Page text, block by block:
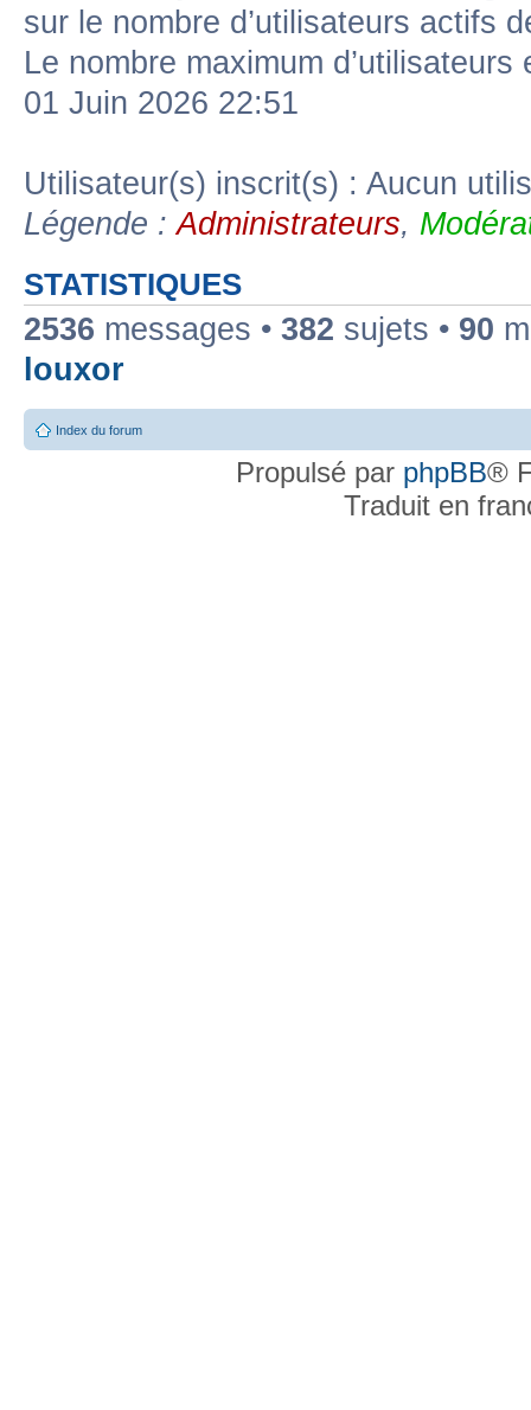
sur le nombre d’utilisateurs actifs
Le nombre maximum
01 Juin 2026 22:51
Utilisateur(s) inscrit(s) : Aucun
Légende :Administrateurs,
STATISTIQUES
2536 messages • 382 sujets • 90
louxor
Index du forum
Propulsé par phpBB®
Traduit en